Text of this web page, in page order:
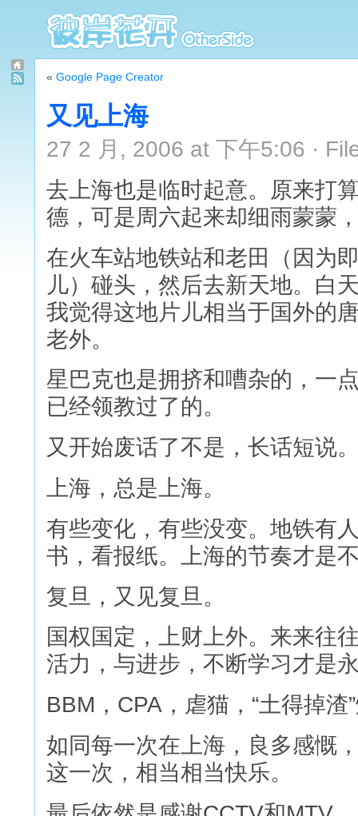
« Google Page Creator
又见上海
27 2 月, 2006 at 下午5:06 ·
去上海也是临时起意。原来打
德，可是周六起来却细雨蒙蒙
在火车站地铁站和老田（因为
儿）碰头，然后去新天地。白
我觉得这地片儿相当于国外的
老外。
星巴克也是拥挤和嘈杂的，一
已经领教过了的。
又开始废话了不是，长话短说
上海，总是上海。
有些变化，有些没变。地铁有
书，看报纸。上海的节奏才是
复旦，又见复旦。
国权国定，上财上外。来来往
活力，与进步，不断学习才是
BBM，CPA，虐猫，“土得掉
如同每一次在上海，良多感慨
这一次，相当相当快乐。